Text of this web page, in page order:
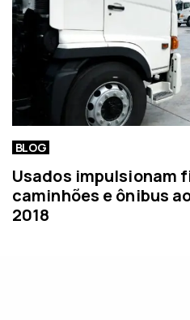
BLOG
Usados impulsionam
caminhões e ônibus
2018